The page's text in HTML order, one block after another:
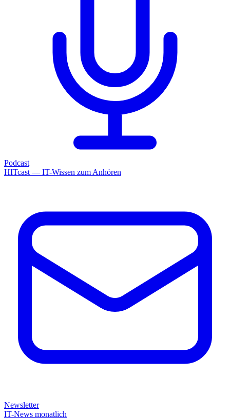
Podcast
HITcast — IT-Wissen zum Anhören
Newsletter
IT-News monatlich